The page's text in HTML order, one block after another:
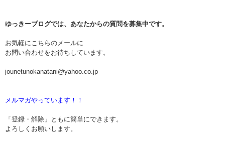
ゆっきーブログでは、あなたからの質問を募集中です。
お気軽にこちらのメールに
お問い合わせをお待ちしています。
jounetunokanatani@yahoo.co.jp
メルマガやっています！！
「登録・解除」ともに簡単にできます。
よろしくお願いします。